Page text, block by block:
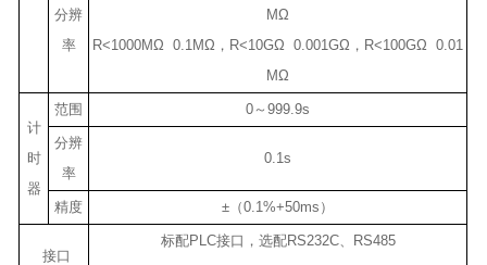
分辨
率
MΩ
R<1000MΩ 0.1MΩ，R<10GΩ 0.001GΩ，R<100GΩ 0.01
MΩ
计
时
器
范围 0～999.9s
分辨
率
0.1s
精度 ±（0.1%+50ms）
接口
标配PLC接口，选配RS232C、RS485